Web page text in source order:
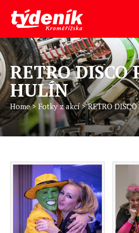
RETRO DISCO
HULÍN
Home> Fotky z akcí>RETRO